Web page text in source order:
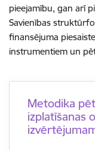
pieejamību, gan arī
Savienības
finansējuma
instrumentiem un
Metodika
izplatīšanas